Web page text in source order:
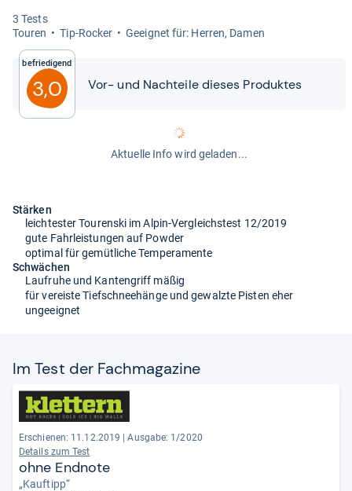
3 Tests
Tou­ren
Tip-​Rocker Geeig­net für: Her­ren, Damen
Befriedigend
3,0 Vor-​​ und Nach­teile die­ses Pro­duk­tes
Aktuelle Info wird geladen...
Stärken
leichtester Tourenski im Alpin-Vergleichstest 12/2019
gute Fahrleistungen auf Powder
optimal für gemütliche Temperamente
Schwächen
Laufruhe und Kantengriff mäßig
für vereiste Tiefschneehänge und gewalzte Pisten eher
ungeeignet
Im Test der Fach­ma­ga­zine
Erschienen: 11.12.2019
Ausgabe: 1/2020
Details zum Test
ohne Endnote
„Kauftipp“